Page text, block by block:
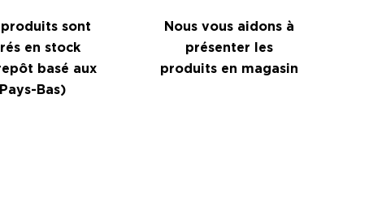
produits sont
en stock
basé aux
Pays-Bas)
Nous vous aidons à
présenter les
produits en magasin